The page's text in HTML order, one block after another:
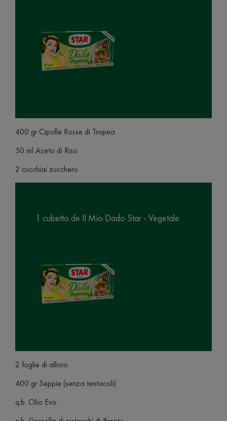
400 gr Cipolle Rosse di Tropea
50 ml Aceto di Riso
2 cucchiai zucchero
1 cubetto de Il Mio Dado Star - Vegetale
2 foglie di alloro
400 gr Seppie (senza tentacoli)
q.b. Olio Evo